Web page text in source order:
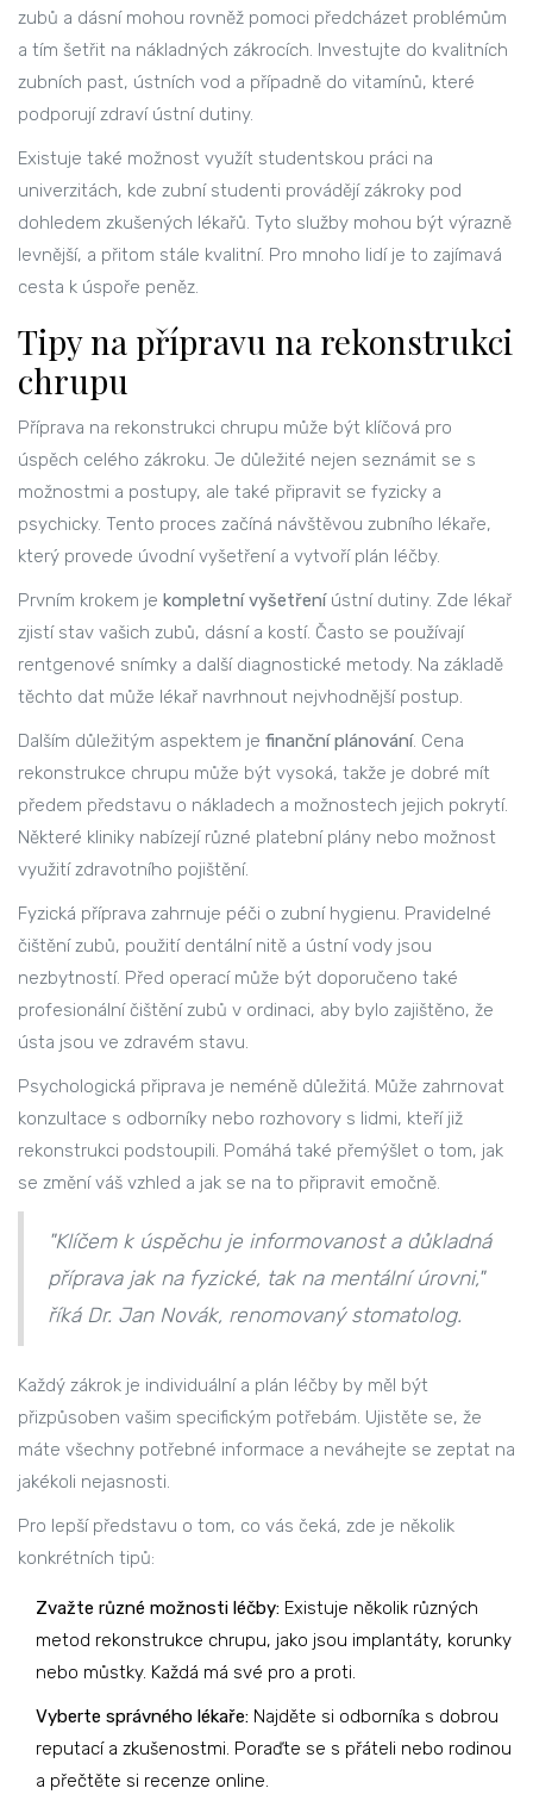
zubů a dásní mohou rovněž pomoci předcházet problémům
a tím šetřit na nákladných zákrocích. Investujte do kvalitních
zubních past, ústních vod a případně do vitamínů, které
podporují zdraví ústní dutiny.
Existuje také možnost využít studentskou práci na
univerzitách, kde zubní studenti provádějí zákroky pod
dohledem zkušených lékařů. Tyto služby mohou být výrazně
levnější, a přitom stále kvalitní. Pro mnoho lidí je to zajímavá
cesta k úspoře peněz.
Tipy na přípravu na rekonstrukci
chrupu
Příprava na rekonstrukci chrupu může být klíčová pro
úspěch celého zákroku. Je důležité nejen seznámit se s
možnostmi a postupy, ale také připravit se fyzicky a
psychicky. Tento proces začíná návštěvou zubního lékaře,
který provede úvodní vyšetření a vytvoří plán léčby.
Prvním krokem je kompletní vyšetřeníústní dutiny. Zde lékař
zjistí stav vašich zubů, dásní a kostí. Často se používají
rentgenové snímky a další diagnostické metody. Na základě
těchto dat může lékař navrhnout nejvhodnější postup.
Dalším důležitým aspektem je finanční plánování. Cena
rekonstrukce chrupu může být vysoká, takže je dobré mít
předem představu o nákladech a možnostech jejich pokrytí.
Některé kliniky nabízejí různé platební plány nebo možnost
využití zdravotního pojištění.
Fyzická příprava zahrnuje péči o zubní hygienu. Pravidelné
čištění zubů, použití dentální nitě a ústní vody jsou
nezbytností. Před operací může být doporučeno také
profesionální čištění zubů v ordinaci, aby bylo zajištěno, že
ústa jsou ve zdravém stavu.
Psychologická připrava je neméně důležitá. Může zahrnovat
konzultace s odborníky nebo rozhovory s lidmi, kteří již
rekonstrukci podstoupili. Pomáhá také přemýšlet o tom, jak
se změní váš vzhled a jak se na to připravit emočně.
"Klíčem k úspěchu je informovanost a důkladná
příprava jak na fyzické, tak na mentální úrovni,"
říká Dr. Jan Novák, renomovaný stomatolog.
Každý zákrok je individuální a plán léčby by měl být
přizpůsoben vašim specifickým potřebám. Ujistěte se, že
máte všechny potřebné informace a neváhejte se zeptat na
jakékoli nejasnosti.
Pro lepší představu o tom, co vás čeká, zde je několik
konkrétních tipů:
Zvažte různé možnosti léčby: Existuje několik různých
metod rekonstrukce chrupu, jako jsou implantáty, korunky
nebo můstky. Každá má své pro a proti.
Vyberte správného lékaře: Najděte si odborníka s dobrou
reputací a zkušenostmi. Poraďte se s přáteli nebo rodinou
a přečtěte si recenze online.